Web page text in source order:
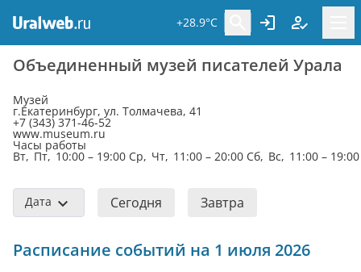
+28.9°C
Объединенный музей писателей Урала
Музей
г.Екатеринбург, ул. Толмачева, 41
+7 (343) 371-46-52
www.museum.ru
Часы работы
Вт, Пт, 10:00 – 19:00 Ср, Чт, 11:00 – 20:00 Сб, Вс, 11:00 – 19:00
Дата Сегодня Завтра
Расписание событий на 1 июля 2026